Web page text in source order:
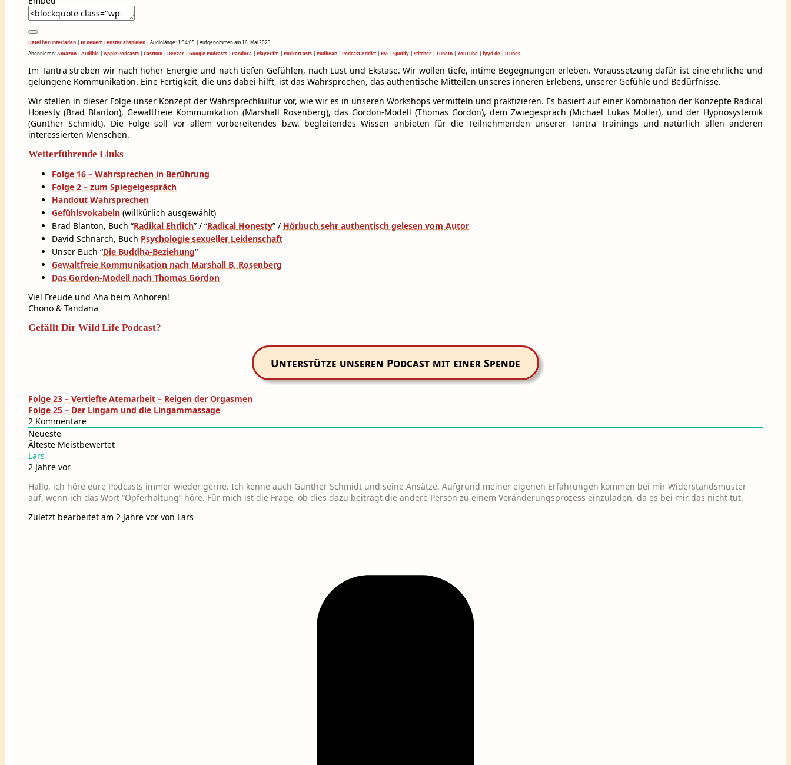
Datei herunterladen | In neuem Fenster abspielen | Audiolänge: 1:34:05 | Aufgenommen am 16. Mai 2023
Abonnieren:Amazon | Audible | Apple Podcasts | CastBox | Deezer | Google Podcasts | Pandora | Player.fm | PocketCasts | Podbean | Podcast Addict| RSS | Spotify | Stitcher | TuneIn | YouTube | fyyd.de | iTunes
Im Tantra streben wir nach hoher Energie und nach tiefen Gefühlen, nach Lust und Ekstase. Wir wollen tiefe, intime Begegnungen erleben. Voraussetzung dafür ist eine ehrliche und
gelungene Kommunikation. Eine Fertigkeit, die uns dabei hilft, ist das Wahrsprechen, das authentische Mitteilen unseres inneren Erlebens, unserer Gefühle und Bedürfnisse.
Wir stellen in dieser Folge unser Konzept der Wahrsprechkultur vor, wie wir es in unseren Workshops vermitteln und praktizieren. Es basiert auf einer Kombination der Konzepte Radical
Honesty (Brad Blanton), Gewaltfreie Kommunikation (Marshall Rosenberg), das Gordon-Modell (Thomas Gordon), dem Zwiegespräch (Michael Lukas Möller), und der Hypnosystemik
(Gunther Schmidt). Die Folge soll vor allem vorbereitendes bzw. begleitendes Wissen anbieten für die Teilnehmenden unserer Tantra Trainings und natürlich allen anderen
interessierten Menschen.
Weiterführende Links
Folge 16 – Wahrsprechen in Berührung
Folge 2 – zum Spiegelgespräch
Handout Wahrsprechen
Gefühlsvokabeln (willkürlich ausgewählt)
Brad Blanton, Buch “Radikal Ehrlich” / “Radical Honesty” / Hörbuch sehr authentisch gelesen vom Autor
David Schnarch, Buch Psychologie sexueller Leidenschaft
Unser Buch “Die Buddha-Beziehung“
Gewaltfreie Kommunikation nach Marshall B. Rosenberg
Das Gordon-Modell nach Thomas Gordon
Viel Freude und Aha beim Anhören!
Chono & Tandana
Gefällt Dir Wild Life Podcast?
Unterstütze unseren Podcast mit einer Spende
Beitragsnavigation
Folge 23 – Vertiefte Atemarbeit – Reigen der Orgasmen
Folge 25 – Der Lingam und die Lingammassage
2 Kommentare
Neueste
Älteste Meistbewertet
Lars
2 Jahre vor
Hallo, ich höre eure Podcasts immer wieder gerne. Ich kenne auch Gunther Schmidt und seine Ansätze. Aufgrund meiner eigenen Erfahrungen kommen bei mir Widerstandsmuster
auf, wenn ich das Wort “Opferhaltung” höre. Für mich ist die Frage, ob dies dazu beiträgt die andere Person zu einem Veränderungsprozess einzuladen, da es bei mir das nicht tut.
Zuletzt bearbeitet am 2 Jahre vor von Lars